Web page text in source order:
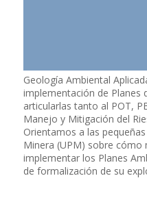
Geología Ambiental
implementación de Planes
articularlas tanto al POT,
Manejo y Mitigación del
Orientamos a las
Minera (UPM) sobre cómo
implementar los Planes
de formalización de su